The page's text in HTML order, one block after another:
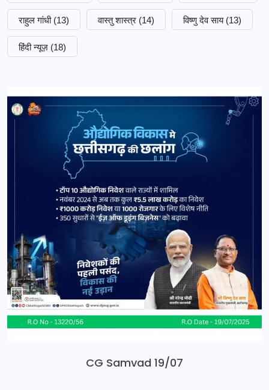
राहुल गांधी (13) वास्तु शास्त्र (14) विष्णु देव साय (13)
हिंदी न्यूज़ (18)
CG Samvad 19/07